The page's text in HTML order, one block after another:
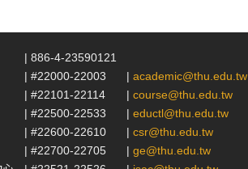
| 886-4-23590121
| #22000-22003 | academic@thu.edu.tw
| #22101-22114 | course@thu.edu.tw
| #22500-22533 | eductl@thu.edu.tw
| #22600-22610 | csr@thu.edu.tw
| #22700-22705 | ge@thu.edu.tw